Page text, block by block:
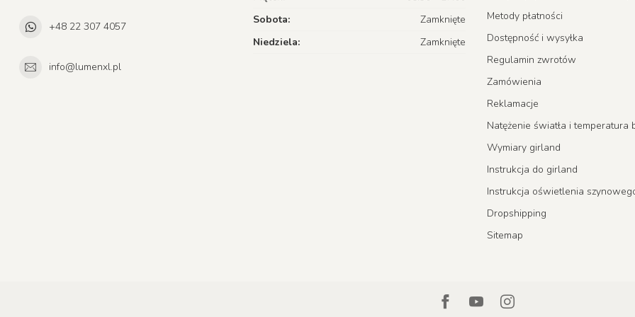
+48 22 307 4057
info@lumenxl.pl
Sobota:
Zamknięte
Niedziela:
Zamknięte
Metody płatności
Dostępność i wysyłka
Regulamin zwrotów
Zamówienia
Reklamacje
Natężenie światła i temperatura
Wymiary girland
Instrukcja do girland
Instrukcja oświetlenia
Dropshipping
Sitemap